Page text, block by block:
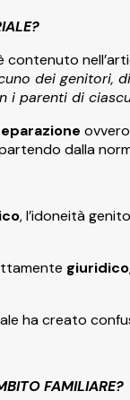
contenuto
dei genitori,
i parenti di
dalla
, l’idoneità
giuridico
ha creato
FAMILIARE?